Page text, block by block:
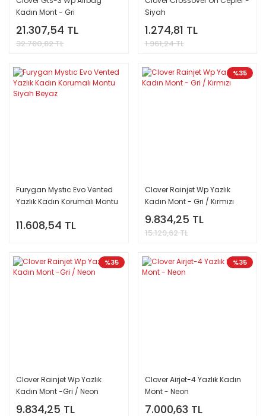
Kadın Mont - Gri
21.307,54 TL
32.780,82 TL
Siyah
1.274,81 TL
1.961,24 TL
Furygan Mystıc Evo Vented
Yazlık Kadın Korumalı Montu
11.608,54 TL
%35
Clover Rainjet Wp Yazlık
Kadın Mont - Gri / Kırmızı
9.834,25 TL
15.129,62 TL
%35
Clover Rainjet Wp Yazlık
Kadın Mont -Gri / Neon
9.834,25 TL
%35
Clover Airjet-4 Yazlık Kadın
Mont - Neon
7.000,63 TL